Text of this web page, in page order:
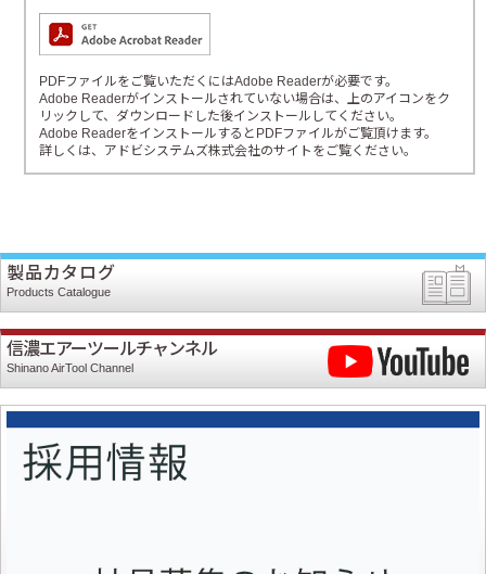
PDFファイルをご覧いただくにはAdobe Readerが必要です。
Adobe Readerがインストールされていない場合は、上のアイコンをク
リックして、ダウンロードした後インストールしてください。
Adobe ReaderをインストールするとPDFファイルがご覧頂けます。
詳しくは、アドビシステムズ株式会社のサイトをご覧ください。
製品カタログ
Products Catalogue
信濃エアーツールチャンネル
Shinano AirTool Channel